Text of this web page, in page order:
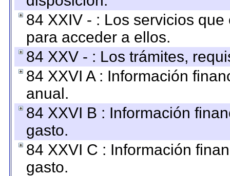
84 XXIV - : Los servicios
para acceder a ellos.
84 XXV - : Los trámites,
84 XXVI A : Información
anual.
84 XXVI B : Información
gasto.
84 XXVI C : Información
gasto.